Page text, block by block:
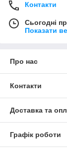
Контакти
Сьогодні
Показати
Про нас
Контакти
Доставка та
Графік роботи